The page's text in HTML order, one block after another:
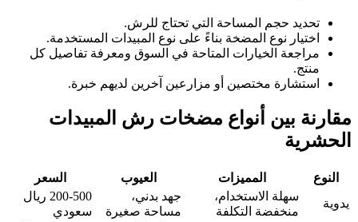
تحديد حجم المساحة التي تحتاج للرش.
اختيار نوع المضخة بناءً على نوع المبيدات المستخدمة.
مراجعة الخيارات المتاحة في السوق ومعرفة تفاصيل كل
منتج.
استشارة مختصين أو مزارعين آخرين لديهم خبرة.
مقارنة بين أنواع مضخات رش المبيدات
الحشرية
النوع المميزات العيوب
السعر
يدوية
سهلة الاستخدام،
منخفضة التكلفة
جهد بدني،
مساحة صغيرة
200-500 ريال
سعودي